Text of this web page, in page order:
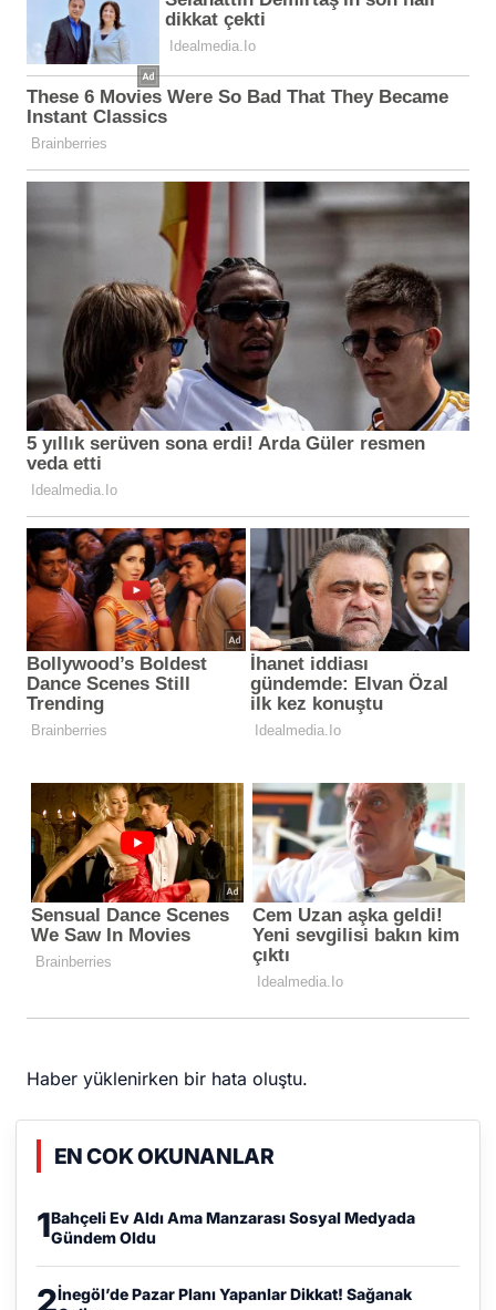
Haber yüklenirken bir hata oluştu.
EN COK OKUNANLAR
1Bahçeli Ev Aldı Ama Manzarası Sosyal Medyada
Gündem Oldu
2İnegöl’de Pazar Planı Yapanlar Dikkat! Sağanak